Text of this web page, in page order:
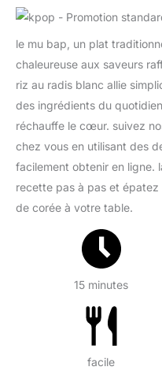
le mu bap, un plat
chaleureuse aux saveurs
riz au radis blanc allie
des ingrédients du
réchauffe le cœur. suivez
chez vous en utilisant des
facilement obtenir en ligne.
recette pas à pas et
de corée à votre table.
15 minutes
facile